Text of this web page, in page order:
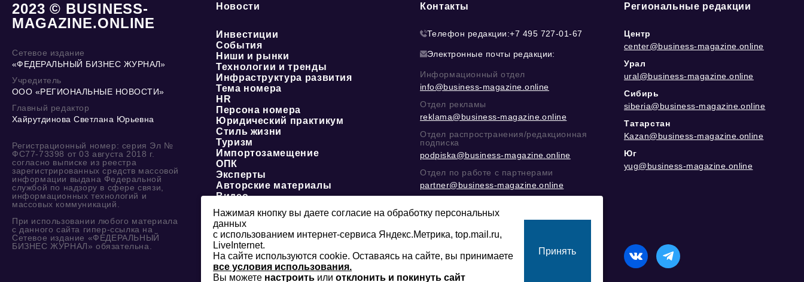
2023 © BUSINESS-
MAGAZINE.ONLINE
Сетевое издание
«ФЕДЕРАЛЬНЫЙ БИЗНЕС ЖУРНАЛ»
Учредитель
ООО «РЕГИОНАЛЬНЫЕ НОВОСТИ»
Главный редактор
Хайрутдинова Светлана Юрьевна
Регистрационный номер: серия Эл №
ФС77-73398 от 03 августа 2018 г.
согласно выписке из реестра
зарегистрированных средств массовой
информации выдана Федеральной
службой по надзору в сфере связи,
информационных технологий и
массовых коммуникаций.
При использовании любого материала
с данного сайта гипер-ссылка на
Сетевое издание «ФЕДЕРАЛЬНЫЙ
БИЗНЕС ЖУРНАЛ» обязательна.
Новости
Инвестиции
События
Ниши и рынки
Технологии и тренды
Инфраструктура развития
Тема номера
HR
Персона номера
Юридический практикум
Стиль жизни
Туризм
Импортозамещение
ОПК
Эксперты
Авторские материалы
Видео
Контакты
Телефон редакции:+7 495 727-01-67
Электронные почты редакции:
Информационный отдел
info@business-magazine.online
Отдел рекламы
reklama@business-magazine.online
Отдел распространения/редакционная
подписка
podpiska@business-magazine.online
Отдел по работе с партнерами
partner@business-magazine.online
@mazovилиMAX
16+
Сайт может содержать контент, не предназначенный для лиц
младше 16-ти лет.
Региональные редакции
Центр
center@business-magazine.online
Урал
ural@business-magazine.online
Сибирь
siberia@business-magazine.online
Татарстан
Kazan@business-magazine.online
Юг
yug@business-magazine.online
Нажимая кнопку вы даете согласие на обработку персональных
данных
с использованием интернет-сервиса Яндекс.Метрика, top.mail.ru,
LiveInternet.
На сайте используются cookie. Оставаясь на сайте, вы принимаете
все условия использования.
Вы можете настроить или отклонить и покинуть сайт
Принять